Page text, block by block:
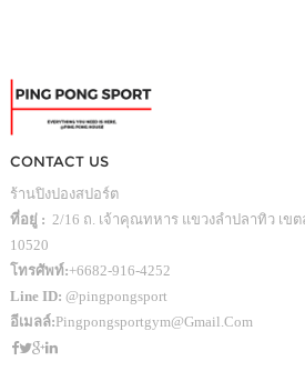
CONTACT US
ร้านปิงปองสปอร์ต
ที่อยู่ : 2/16 ถ. เจ้าคุณทหาร แขวงลำปลาทิว เข
10520
โทรศัพท์:+6682-916-4252
Line ID: @pingpongsport
อีเมลล์:Pingpongsportgym@gmail.com